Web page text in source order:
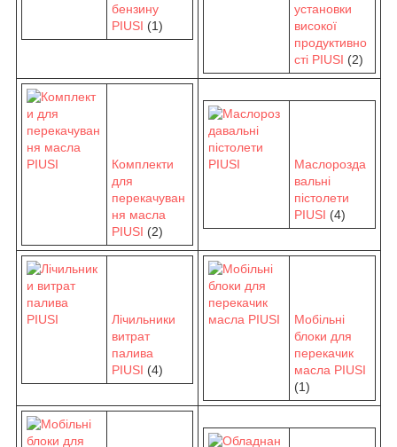
бензину
PIUSI (1)
установки
високої
продуктивно
сті PIUSI (2)
Комплекти
для
перекачуван
ня масла
PIUSI (2)
Маслорозда
вальні
пістолети
PIUSI (4)
Лічильники
витрат
палива
PIUSI (4)
Мобільні
блоки для
перекачик
масла PIUSI
(1)